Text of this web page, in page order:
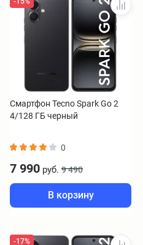
Смартфон Tecno Spark Go 2
4/128 ГБ черный
0
7 990 руб. 9 490
В корзину
-17%